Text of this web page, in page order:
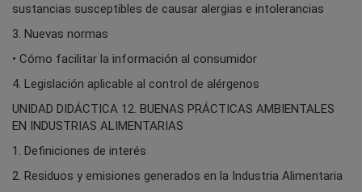
sustancias susceptibles de causar alergias e intolerancias
3. Nuevas normas
• Cómo facilitar la información al consumidor
4. Legislación aplicable al control de alérgenos
UNIDAD DIDÁCTICA 12. BUENAS PRÁCTICAS AMBIENTALES
EN INDUSTRIAS ALIMENTARIAS
1. Definiciones de interés
2. Residuos y emisiones generados en la Industria Alimentaria